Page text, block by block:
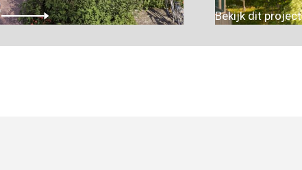
Bekijk dit project